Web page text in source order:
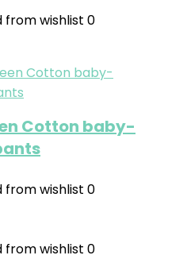
from wishlist 0
Cotton baby-
from wishlist 0
from wishlist 0